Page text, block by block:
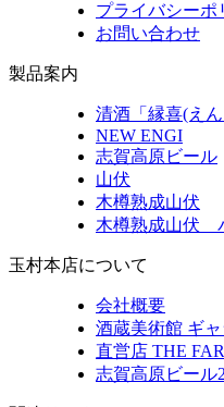
プライバシーポ
お問い合わせ
製品案内
清酒「縁喜(えん
NEW ENGI
志賀高原ビール
山伏
木樽熟成山伏
木樽熟成山伏
玉村本店について
会社概要
酒蔵美術館 ギ
直営店 THE
志賀高原ビール